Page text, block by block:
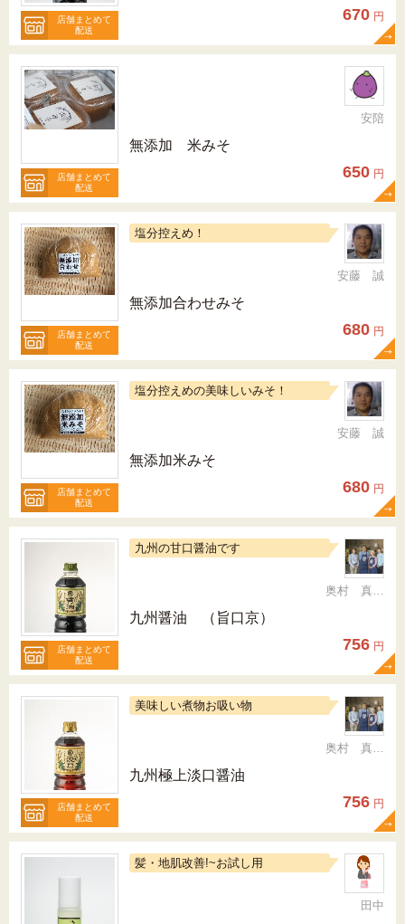
店舗まとめて
配送
670 円
店舗まとめて
配送
安陪
無添加 米みそ
650 円
店舗まとめて
配送
塩分控えめ！
安藤 誠
無添加合わせみそ
680 円
店舗まとめて
配送
塩分控えめの美味しいみそ！
安藤 誠
無添加米みそ
680 円
店舗まとめて
配送
九州の甘口醤油です
奥村 真（ちか）
九州醤油 （旨口京）
756 円
店舗まとめて
配送
美味しい煮物お吸い物
奥村 真（ちか）
九州極上淡口醤油
756 円
髪・地肌改善!~お試し用
田中